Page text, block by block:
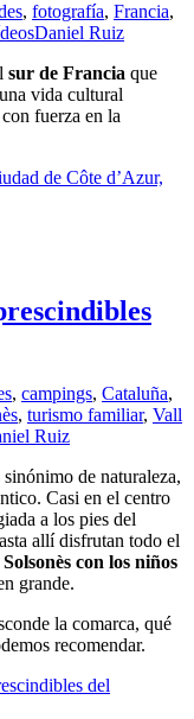
, fotografía, Francia,
Daniel Ruiz
sur de Francia que
vida cultural
fuerza en la
de Côte d’Azur,
, campings, Cataluña,
, turismo familiar, Vall
Ruiz
de naturaleza,
Casi en el centro
a los pies del
allí disfrutan todo el
Solsonès con los niños
grande.
la comarca, qué
recomendar.
del